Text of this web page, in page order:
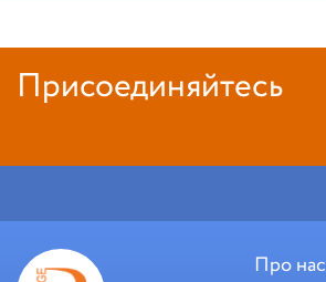
Присоединяйтесь
Про нас